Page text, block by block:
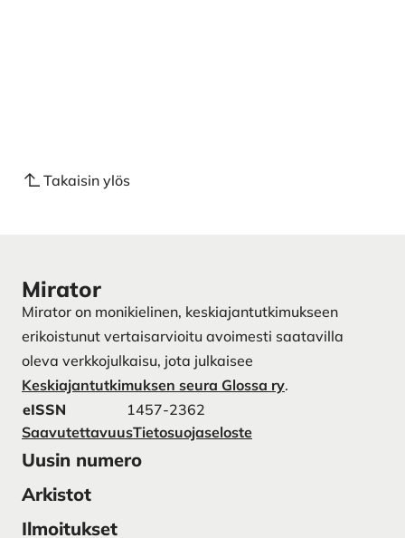
Takaisin ylös
Mirator
Mirator on monikielinen, keskiajantutkimukseen
erikoistunut vertaisarvioitu avoimesti saatavilla
oleva verkkojulkaisu, jota julkaisee
Keskiajantutkimuksen seura Glossa ry.
eISSN
1457-2362
SaavutettavuusTietosuojaseloste
Uusin numero
Arkistot
Ilmoitukset